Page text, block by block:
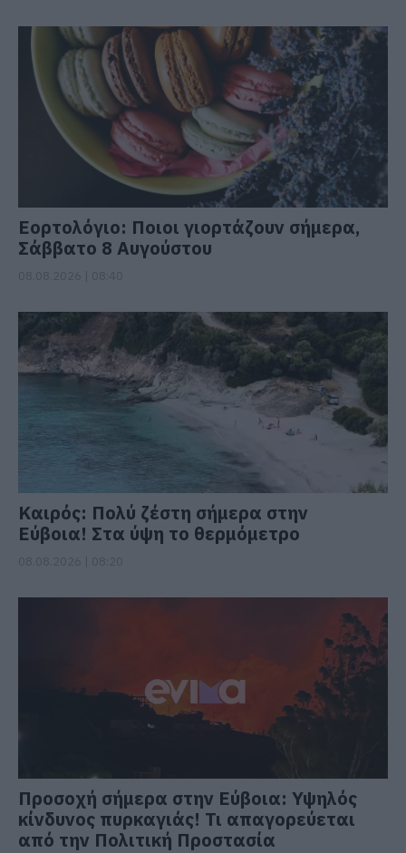
Εορτολόγιο: Ποιοι γιορτάζουν σήμερα,
Σάββατο 8 Αυγούστου
Καιρός: Πολύ ζέστη σήμερα στην
Εύβοια! Στα ύψη το θερμόμετρο
Προσοχή σήμερα στην Εύβοια: Υψηλός
κίνδυνος πυρκαγιάς! Τι απαγορεύεται
από την Πολιτική Προστασία